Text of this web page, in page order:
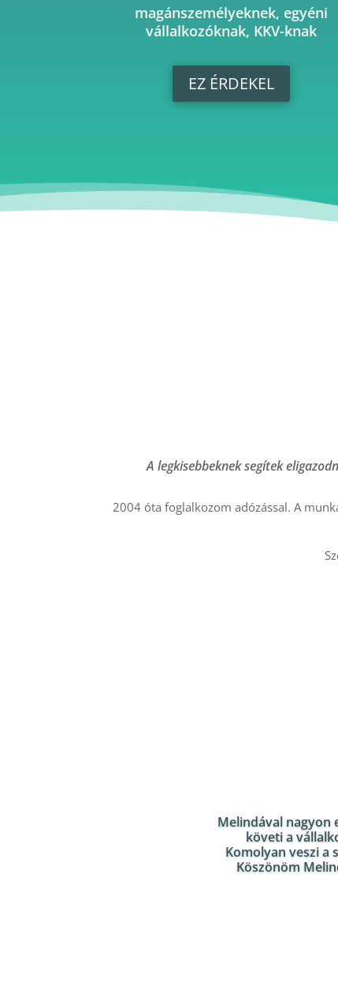
magánszemélyeknek, egyéni
vállalkozóknak, KKV-knak
EZ ÉRDEKEL
A legkisebbeknek segítek
2004 óta foglalkozom adózással. A
Melindával nagyon
követi a
Komolyan veszi a
Köszönöm